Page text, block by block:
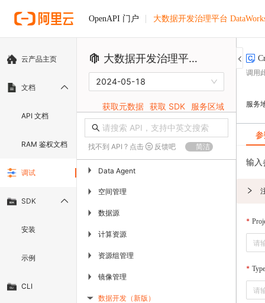
OpenAPI 门户 大数据开发治理平台
云产品主页
文档
API 文档
RAM 鉴权文档
调试
SDK
安装
示例
CLI
大数据开发治理平台 DataWorks
2024-05-18
获取元数据 获取 SDK 服务区域
找不到 API ? 点击 反馈吧 简洁
▶ Data Agent
▶ 空间管理
▶ 数据源
▶ 计算资源
▶ 资源组管理
▶ 镜像管理
▶ 数据开发（新版）
调用
服务
输入
Type